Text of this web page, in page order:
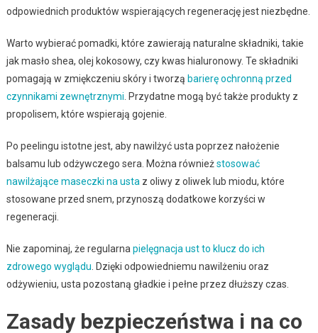
odpowiednich produktów wspierających regenerację jest niezbędne.
Warto wybierać pomadki, które zawierają naturalne składniki, takie
jak masło shea, olej kokosowy, czy kwas hialuronowy. Te składniki
pomagają w zmiękczeniu skóry i tworzą barierę ochronną przed
czynnikami zewnętrznymi . Przydatne mogą być także produkty z
propolisem, które wspierają gojenie.
Po peelingu istotne jest, aby nawilżyć usta poprzez nałożenie
balsamu lub odżywczego sera. Można równieżstosować
nawilżające maseczki na usta z oliwy z oliwek lub miodu, które
stosowane przed snem, przynoszą dodatkowe korzyści w
regeneracji.
Nie zapominaj, że regularna pielęgnacja ust to klucz do ich
zdrowego wyglądu . Dzięki odpowiedniemu nawilżeniu oraz
odżywieniu, usta pozostaną gładkie i pełne przez dłuższy czas.
Zasady bezpieczeństwa i na co